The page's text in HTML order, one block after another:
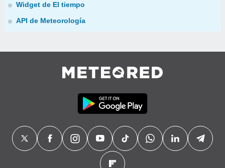
Widget de El tiempo
API de Meteorología